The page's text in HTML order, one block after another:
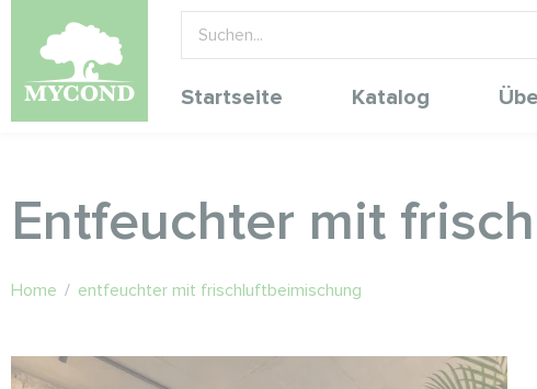
Startseite Katalog
Entfeuchter mit
Home / entfeuchter mit frischluftbeimischung